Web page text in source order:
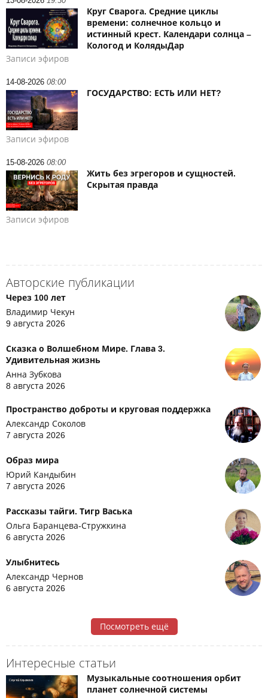
Круг Сварога. Средние циклы
времени: солнечное кольцо и
истинный крест. Календари солнца –
Кологод и КолядыДар
Записи эфиров
14-08-2026 08:00
ГОСУДАРСТВО: ЕСТЬ ИЛИ НЕТ?
Записи эфиров
15-08-2026 08:00
Жить без эгрегоров и сущностей.
Скрытая правда
Записи эфиров
Авторские публикации
Через 100 лет
Владимир Чекун
9 августа 2026
Сказка о Волшебном Мире. Глава 3.
Удивительная жизнь
Анна Зубкова
8 августа 2026
Пространство доброты и круговая поддержка
Александр Соколов
7 августа 2026
Образ мира
Юрий Кандыбин
7 августа 2026
Рассказы тайги. Тигр Васька
Ольга Баранцева-Стружкина
6 августа 2026
Улыбнитесь
Александр Чернов
6 августа 2026
Посмотреть ещё
Интересные статьи
Музыкальные соотношения орбит
планет солнечной системы